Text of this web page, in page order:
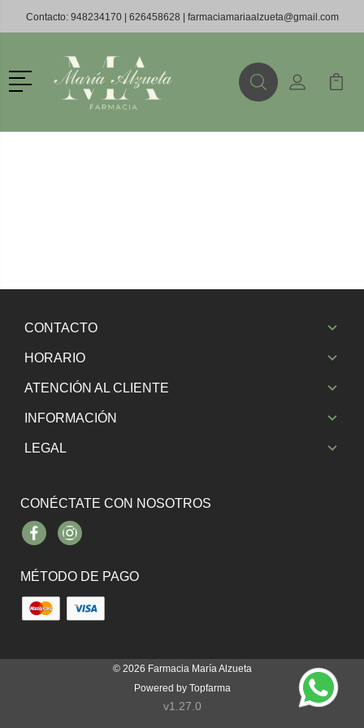
Contacto: 948234170| 626458628 | farmaciamariaalzueta@gmail.com
Menú
BuscarMi Cuenta
Mi
CONTACTO
HORARIO
ATENCIÓN AL CLIENTE
INFORMACIÓN
LEGAL
CONÉCTATE CON NOSOTROS
FacebookInstagram
MÉTODO DE PAGO
© 2026 Farmacia María Alzueta
Powered by Topfarma
v1.27.0